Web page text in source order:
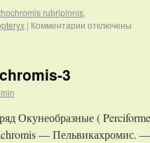
rubripinnis,
| Комментарии отключены
3
(
— Пельвикахромис.